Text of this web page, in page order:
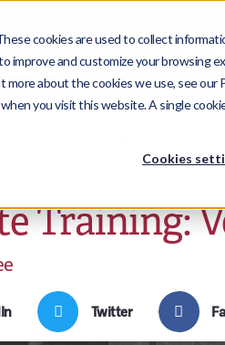
cookies are used to collect
improve and customize your browsing
about the cookies we use, see our
you visit this website. A single
Cookies
Training:
Twitter